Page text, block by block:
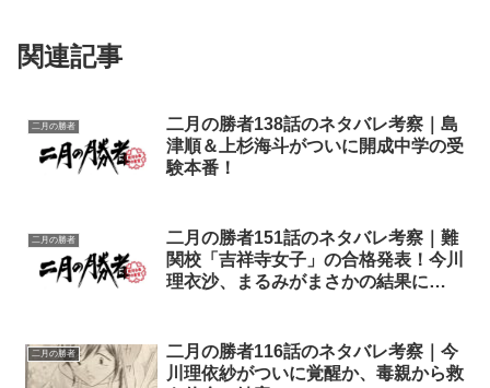
関連記事
二月の勝者
二月の勝者138話のネタバレ考察｜島
津順＆上杉海斗がついに開成中学の受
験本番！
二月の勝者
二月の勝者151話のネタバレ考察｜難
関校「吉祥寺女子」の合格発表！今川
理衣沙、まるみがまさかの結果に…
二月の勝者
二月の勝者116話のネタバレ考察｜今
川理依紗がついに覚醒か、毒親から救